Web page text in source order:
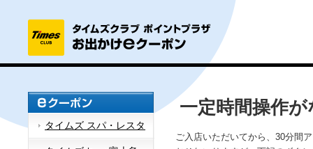
タイムズ スパ・レスタ
一定時間操作
ご入店いただいてから、30分間